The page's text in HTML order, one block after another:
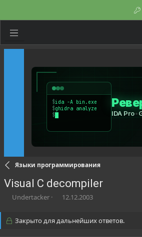
Языки программирования
Visual C decompiler
А
о
Undertacker
Д
а
12.12.2003
Закрыто для дальнейших ответов.